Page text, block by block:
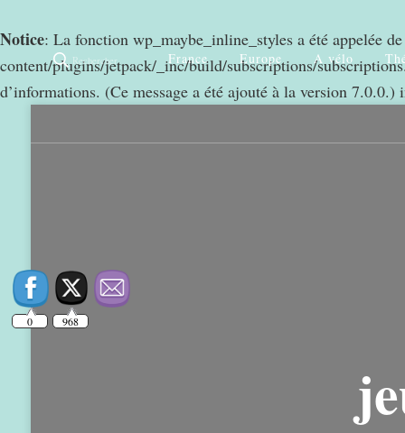
Notice: La fonction wp_maybe_inline_styles a été appelée
content/plugins/jetpack/_inc/build/subscriptions/
d’informations. (Ce message a été ajouté à la version 7.0.0.)
Rechercher France Europe A vélo